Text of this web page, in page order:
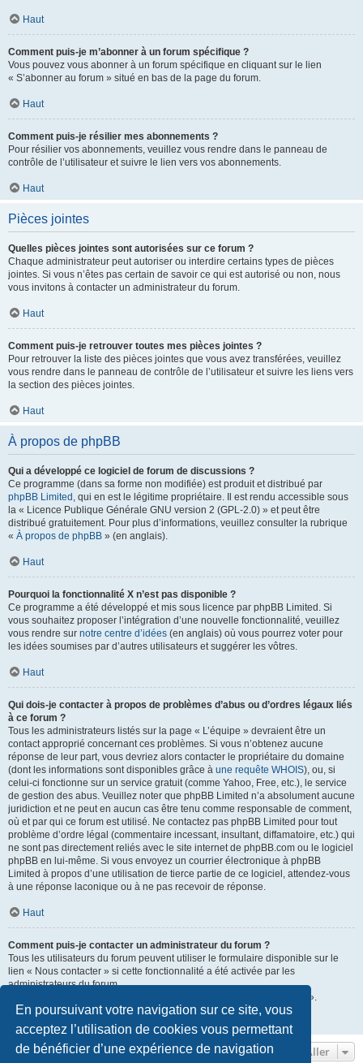
En poursuivant votre navigation sur ce site, vous
acceptez l’utilisation de cookies vous permettant
de bénéficier d’une expérience de navigation
Haut
Comment puis-je m’abonner à un forum spécifique ?
Vous pouvez vous abonner à un forum spécifique en cliquant sur le lien
« S’abonner au forum » situé en bas de la page du forum.
Haut
Comment puis-je résilier mes abonnements ?
Pour résilier vos abonnements, veuillez vous rendre dans le panneau de
contrôle de l’utilisateur et suivre le lien vers vos abonnements.
Haut
Pièces jointes
Quelles pièces jointes sont autorisées sur ce forum ?
Chaque administrateur peut autoriser ou interdire certains types de pièces
jointes. Si vous n’êtes pas certain de savoir ce qui est autorisé ou non, nous
vous invitons à contacter un administrateur du forum.
Haut
Comment puis-je retrouver toutes mes pièces jointes ?
Pour retrouver la liste des pièces jointes que vous avez transférées, veuillez
vous rendre dans le panneau de contrôle de l’utilisateur et suivre les liens vers
la section des pièces jointes.
Haut
À propos de phpBB
Qui a développé ce logiciel de forum de discussions ?
Ce programme (dans sa forme non modifiée) est produit et distribué par
phpBB Limited , qui en est le légitime propriétaire. Il est rendu accessible sous
la « Licence Publique Générale GNU version 2 (GPL-2.0) » et peut être
distribué gratuitement. Pour plus d’informations, veuillez consulter la rubrique
« À propos de phpBB » (en anglais).
Haut
Pourquoi la fonctionnalité X n’est pas disponible ?
Ce programme a été développé et mis sous licence par phpBB Limited. Si
vous souhaitez proposer l’intégration d’une nouvelle fonctionnalité, veuillez
vous rendre sur notre centre d’idées (en anglais) où vous pourrez voter pour
les idées soumises par d’autres utilisateurs et suggérer les vôtres.
Haut
Qui dois-je contacter à propos de problèmes d’abus ou d’ordres légaux liés
à ce forum ?
Tous les administrateurs listés sur la page « L’équipe » devraient être un
contact approprié concernant ces problèmes. Si vous n’obtenez aucune
réponse de leur part, vous devriez alors contacter le propriétaire du domaine
(dont les informations sont disponibles grâce à une requête WHOIS), ou, si
celui-ci fonctionne sur un service gratuit (comme Yahoo, Free, etc.), le service
de gestion des abus. Veuillez noter que phpBB Limited n’a absolument aucune
juridiction et ne peut en aucun cas être tenu comme responsable de comment,
où et par qui ce forum est utilisé. Ne contactez pas phpBB Limited pour tout
problème d’ordre légal (commentaire incessant, insultant, diffamatoire, etc.) qui
ne sont pas directement reliés avec le site internet de phpBB.com ou le logiciel
phpBB en lui-même. Si vous envoyez un courrier électronique à phpBB
Limited à propos d’une utilisation de tierce partie de ce logiciel, attendez-vous
à une réponse laconique ou à ne pas recevoir de réponse.
Haut
Comment puis-je contacter un administrateur du forum ?
Tous les utilisateurs du forum peuvent utiliser le formulaire disponible sur le
lien « Nous contacter » si cette fonctionnalité a été activée par les
administrateurs du forum.
Les membres du forum peuvent également utiliser le lien « L’équipe ».
Aller